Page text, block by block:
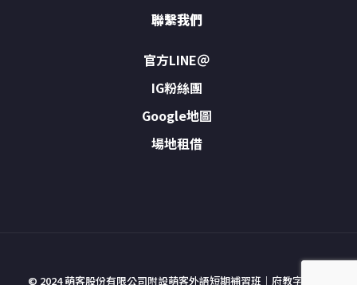
聯繫我們
官方LINE＠
IG粉絲團
Google地圖
場地租借
© 2024 萌客股份有限公司附設萌客外語短期補習班｜府教字號